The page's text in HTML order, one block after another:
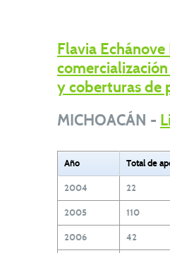
Flavia
y coberturas de
MICHOACÁN -
Año Total de
2004 22
2005 110
2006 42